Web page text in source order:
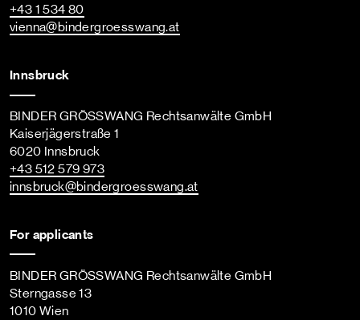
+43 1 534 80
vienna@bindergroesswang.at
Innsbruck
BINDER GRÖSSWANG Rechtsanwälte GmbH
Kaiserjägerstraße 1
6020 Innsbruck
+43 512 579 973
innsbruck@bindergroesswang.at
For applicants
BINDER GRÖSSWANG Rechtsanwälte GmbH
Sterngasse 13
1010 Wien